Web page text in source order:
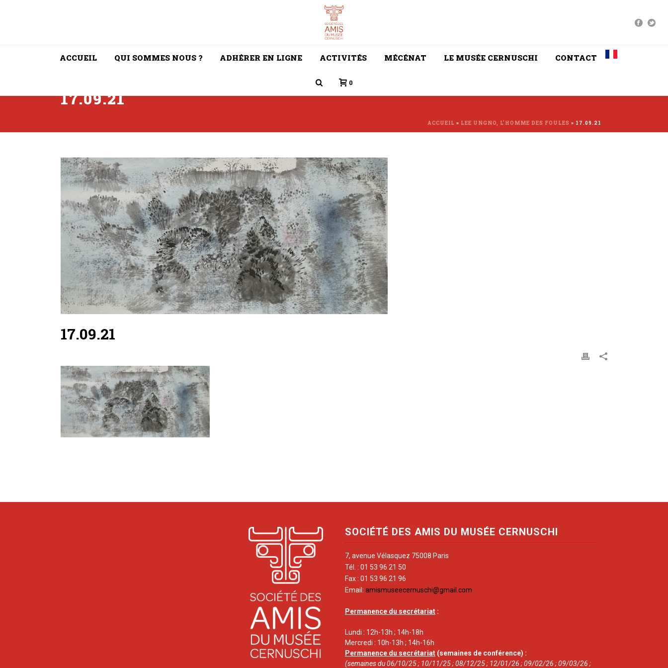
ACCUEIL QUI SOMMES NOUS ? ADHÉRER EN LIGNE ACTIVITÉS MÉCÉNAT LE MUSÉE CERNUSCHI CONTACT
0
17.09.21
ACCUEIL » LEE UNGNO, L’HOMME DES FOULES » 17.09.21
17.09.21
SOCIÉTÉ DES AMIS DU MUSÉE CERNUSCHI
7, avenue Vélasquez 75008 Paris
Tél. : 01 53 96 21 50
Fax : 01 53 96 21 96
Email: amismuseecernuschi@gmail.com
Permanence du secrétariat :
Lundi : 12h-13h ; 14h-18h
Mercredi : 10h-13h ; 14h-16h
Permanence du secrétariat (semaines de conférence) :
(semaines du 06/10/25 ; 10/11/25 ; 08/12/25 ; 12/01/26 ; 09/02/26 ; 09/03/26 ;